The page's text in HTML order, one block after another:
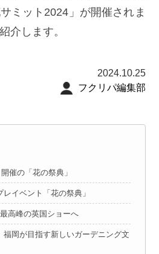
ミット2024」が開催されま
介します。
2024.10.25
フクリパ編集部
催の「花の祭典」
イベント「花の祭典」
高峰の英国ショーへ
福岡が目指す新しいガーデニング文